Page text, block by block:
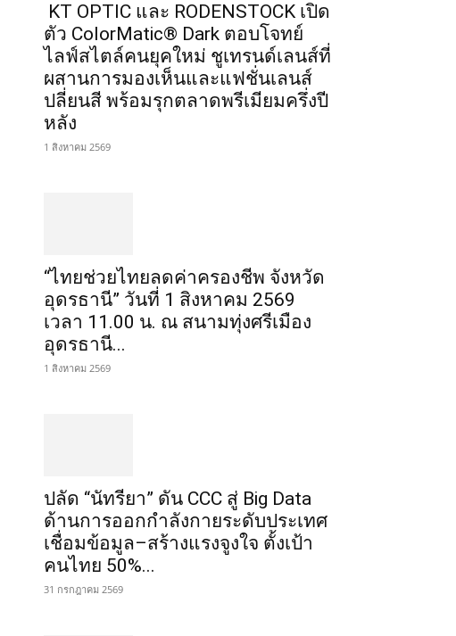
KT OPTIC และ RODENSTOCK เปิด
ตัว ColorMatic® Dark ตอบโจทย์
ไลฟ์สไตล์คนยุคใหม่ ชูเทรนด์เลนส์ที่
ผสานการมองเห็นและแฟชั่นเลนส์
ปลี่ยนสี พร้อมรุกตลาดพรีเมียมครึ่งปี
หลัง
1 สิงหาคม 2569
“ไทยช่วยไทยลดค่าครองชีพ จังหวัด
อุดรธานี” วันที่ 1 สิงหาคม 2569
เวลา 11.00 น. ณ สนามทุ่งศรีเมือง
อุดรธานี...
1 สิงหาคม 2569
ปลัด “นัทรียา” ดัน CCC สู่ Big Data
ด้านการออกกำลังกายระดับประเทศ
เชื่อมข้อมูล–สร้างแรงจูงใจ ตั้งเป้า
คนไทย 50%...
31 กรกฎาคม 2569